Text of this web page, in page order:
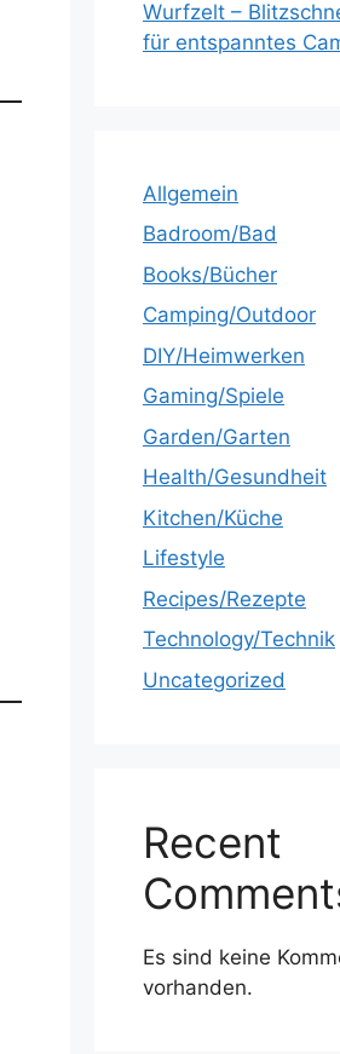
Wurfzelt –
für entspanntes
Allgemein
Badroom/Bad
Books/Bücher
Camping/Outdoor
DIY/Heimwerken
Gaming/Spiele
Garden/Garten
Health/Gesundheit
Kitchen/Küche
Lifestyle
Recipes/Rezepte
Technology/Technik
Uncategorized
Recent
Es sind keine
vorhanden.